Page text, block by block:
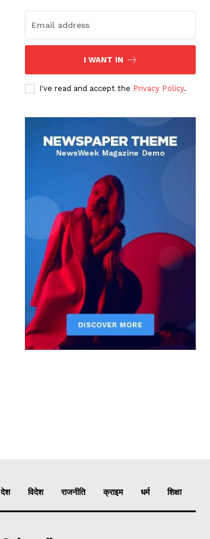
I WANT IN
I've read and accept the Privacy Policy.
देश विदेश राजनीति क्राइम धर्म शिक्षा